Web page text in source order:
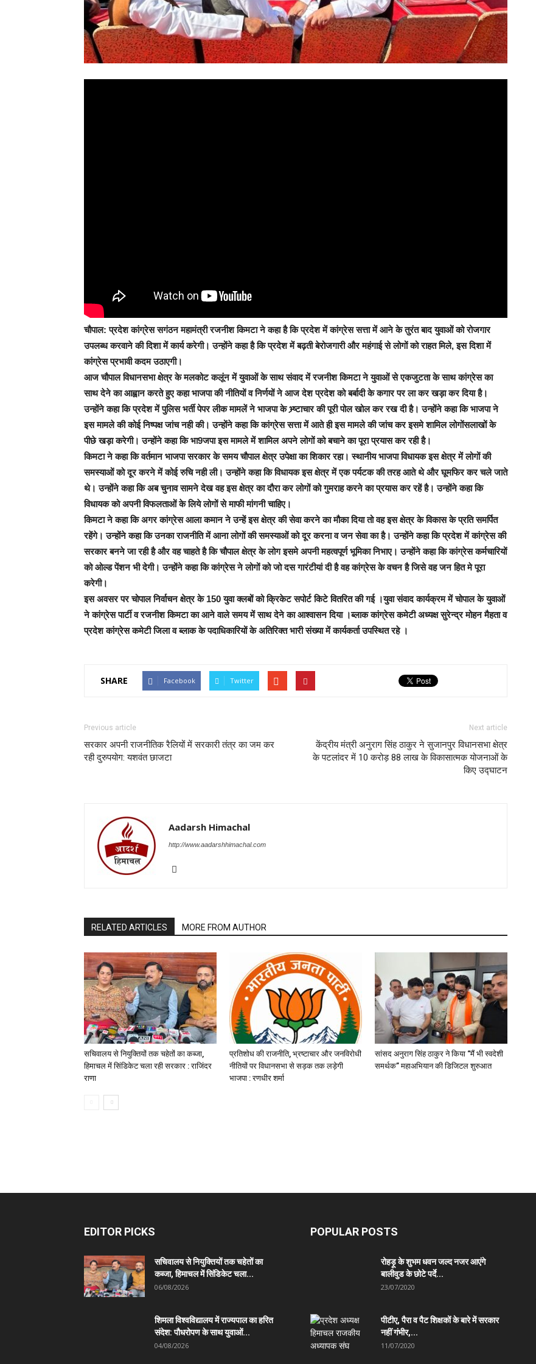
चौपाल: प्रदेश कांग्रेस सगंठन महामंत्री रजनीश किमटा ने कहा है कि प्रदेश में कांग्रेस सत्ता में आने के तुरंत बाद युवाओं को रोजगार
उपलब्ध करवाने की दिशा में कार्य करेगी। उन्होंने कहा है कि प्रदेश में बढ़ती बेरोजगारी और महंगाई से लोगों को राहत मिले, इस दिशा में
कांग्रेस प्रभावी कदम उठाएगी।
आज चौपाल विधानसभा क्षेत्र के मलकोट कलूंन में युवाओं के साथ संवाद में रजनीश किमटा ने युवाओं से एकजुटता के साथ कांग्रेस का
साथ देने का आह्वान करते हुए कहा भाजपा की नीतियों व निर्णयों ने आज देश प्रदेश को बर्बादी के कगार पर ला कर खड़ा कर दिया है।
उन्होंने कहा कि प्रदेश में पुलिस भर्ती पेपर लीक मामलें ने भाजपा के भ्र्ष्टाचार की पूरी पोल खोल कर रख दी है। उन्होंने कहा कि भाजपा ने
इस मामले की कोई निष्पक्ष जांच नही की। उन्होंने कहा कि कांग्रेस सत्ता में आते ही इस मामले की जांच कर इसमे शामिल लोगोंसलाखों के
पीछे खड़ा करेगी। उन्होंने कहा कि भा9जपा इस मामले में शामिल अपने लोगों को बचाने का पूरा प्रयास कर रही है।
किमटा ने कहा कि वर्तमान भाजपा सरकार के समय चौपाल क्षेत्र उपेक्षा का शिकार रहा। स्थानीय भाजपा विधायक इस क्षेत्र में लोगों की
समस्याओं को दूर करने में कोई रुचि नही ली। उन्होंने कहा कि विधायक इस क्षेत्र में एक पर्यटक की तरह आते थे और घूमफिर कर चले जाते
थे। उन्होंने कहा कि अब चुनाव सामने देख वह इस क्षेत्र का दौरा कर लोगों को गुमराह करने का प्रयास कर रहें है। उन्होंने कहा कि
विधायक को अपनी विफलताओं के लिये लोगों से माफी मांगनी चाहिए।
किमटा ने कहा कि अगर कांग्रेस आला कमान ने उन्हें इस क्षेत्र की सेवा करने का मौका दिया तो वह इस क्षेत्र के विकास के प्रति समर्पित
रहेंगे। उन्होंने कहा कि उनका राजनीति में आना लोगों की समस्याओं को दूर करना व जन सेवा का है। उन्होंने कहा कि प्रदेश में कांग्रेस की
सरकार बनने जा रही है और वह चाहते है कि चौपाल क्षेत्र के लोग इसमे अपनी महत्वपूर्ण भूमिका निभाए। उन्होंने कहा कि कांग्रेस कर्मचारियों
को ओल्ड पेंशन भी देगी। उन्होंने कहा कि कांग्रेस ने लोगों को जो दस गारंटीयां दी है वह कांग्रेस के वचन है जिसे वह जन हित मे पूरा
करेगी।
इस अवसर पर चोपाल निर्वाचन क्षेत्र के 150 युवा क्लबों को क्रिकेट सपोर्ट किटे वितरित की गई ।युवा संवाद कार्यक्रम में चोपाल के युवाओं
ने कांग्रेस पार्टी व रजनीश किमटा का आने वाले समय में साथ देने का आश्वासन दिया ।ब्लाक कांग्रेस कमेटी अध्यक्ष सुरेन्द्र मोहन मैहता व
प्रदेश कांग्रेस कमेटी जिला व ब्लाक के पदाधिकारियों के अतिरिक्त भारी संख्या में कार्यकर्ता उपस्थित रहे ।
SHARE Facebook Twitter
Previous article
सरकार अपनी राजनीतिक रैलियों में सरकारी तंत्र का जम कर
रही दुरुपयोग: यशवंत छाजटा
Next article
केंद्रीय मंत्री अनुराग सिंह ठाकुर ने सुजानपुर विधानसभा क्षेत्र
के पटलांदर में 10 करोड़ 88 लाख के विकासात्मक योजनाओं के
किए उद्घाटन
Aadarsh Himachal
http://www.aadarshhimachal.com
RELATED ARTICLES MORE FROM AUTHOR
सचिवालय से नियुक्तियों तक चहेतों का कब्जा,
हिमाचल में सिंडिकेट चला रही सरकार : राजिंदर
राणा
प्रतिशोध की राजनीति, भ्रष्टाचार और जनविरोधी
नीतियों पर विधानसभा से सड़क तक लड़ेगी
भाजपा : रणधीर शर्मा
सांसद अनुराग सिंह ठाकुर ने किया “मैं भी स्वदेशी
समर्थक” महाअभियान की डिजिटल शुरुआत
EDITOR PICKS
सचिवालय से नियुक्तियों तक चहेतों का
कब्जा, हिमाचल में सिंडिकेट चला...
06/08/2026
शिमला विश्वविद्यालय में राज्यपाल का हरित
संदेश: पौधरोपण के साथ युवाओं...
04/08/2026
POPULAR POSTS
रोहड़ू के शुभम धवन जल्द नजर आएंगे
बालीवुड के छोटे पर्दे...
23/07/2020
पीटीए, पैरा व पैट शिक्षकों के बारे में सरकार
नहीं गंभीर,...
11/07/2020